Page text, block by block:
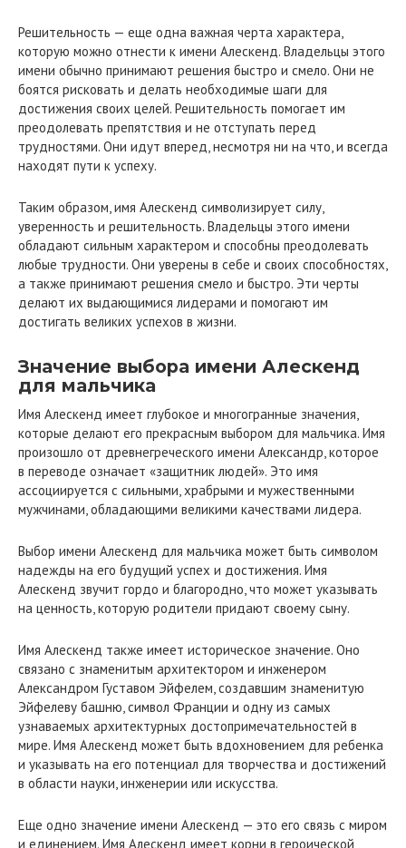
Решительность — еще одна важная черта характера,
которую можно отнести к имени Алескенд. Владельцы этого
имени обычно принимают решения быстро и смело. Они не
боятся рисковать и делать необходимые шаги для
достижения своих целей. Решительность помогает им
преодолевать препятствия и не отступать перед
трудностями. Они идут вперед, несмотря ни на что, и всегда
находят пути к успеху.
Таким образом, имя Алескенд символизирует силу,
уверенность и решительность. Владельцы этого имени
обладают сильным характером и способны преодолевать
любые трудности. Они уверены в себе и своих способностях,
а также принимают решения смело и быстро. Эти черты
делают их выдающимися лидерами и помогают им
достигать великих успехов в жизни.
Значение выбора имени Алескенд
для мальчика
Имя Алескенд имеет глубокое и многогранные значения,
которые делают его прекрасным выбором для мальчика. Имя
произошло от древнегреческого имени Александр, которое
в переводе означает «защитник людей». Это имя
ассоциируется с сильными, храбрыми и мужественными
мужчинами, обладающими великими качествами лидера.
Выбор имени Алескенд для мальчика может быть символом
надежды на его будущий успех и достижения. Имя
Алескенд звучит гордо и благородно, что может указывать
на ценность, которую родители придают своему сыну.
Имя Алескенд также имеет историческое значение. Оно
связано с знаменитым архитектором и инженером
Александром Густавом Эйфелем, создавшим знаменитую
Эйфелеву башню, символ Франции и одну из самых
узнаваемых архитектурных достопримечательностей в
мире. Имя Алескенд может быть вдохновением для ребенка
и указывать на его потенциал для творчества и достижений
в области науки, инженерии или искусства.
Еще одно значение имени Алескенд — это его связь с миром
и единением. Имя Алескенд имеет корни в героической